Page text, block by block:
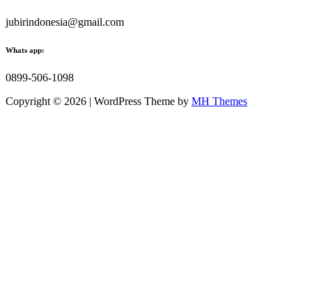
jubirindonesia@gmail.com
Whats app:
0899-506-1098
Copyright © 2026 | WordPress Theme by MH Themes